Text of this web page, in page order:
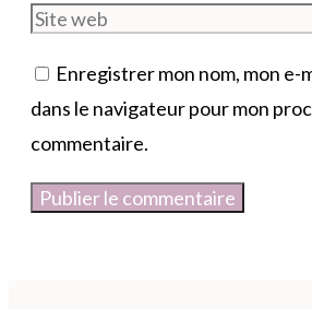
Enregistrer mon nom, mon e-
dans le navigateur pour mon
commentaire.